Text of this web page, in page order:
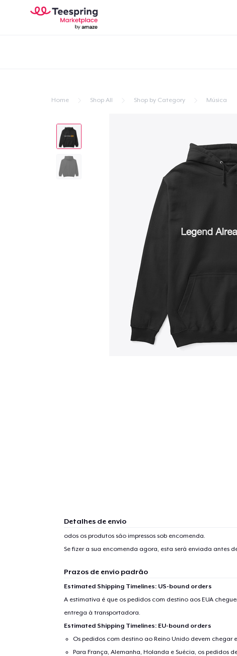
Home Shop All Shop by Category Música
Detalhes de envio
odos os produtos são impressos sob encomenda.
Se fizer a sua encomenda agora, esta será enviada antes
Prazos de envio padrão
Estimated Shipping Timelines: US-bound orders
A estimativa é que os pedidos com destino aos EUA
entrega à transportadora.
Estimated Shipping Timelines: EU-bound orders
Os pedidos com destino ao Reino Unido devem chegar
Para França, Alemanha, Holanda e Suécia, os pedidos